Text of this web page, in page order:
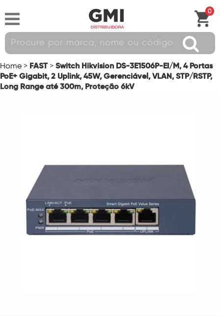
0
Home > FAST > Switch Hikvision DS-3E1506P-EI/M, 4 Portas
PoE+ Gigabit, 2 Uplink, 45W, Gerenciável, VLAN, STP/RSTP,
Long Range até 300m, Proteção 6kV